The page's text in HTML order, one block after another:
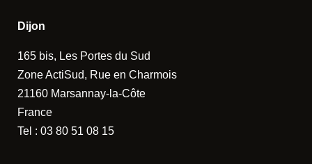
Dijon
165 bis, Les Portes du Sud
Zone ActiSud, Rue en Charmois
21160 Marsannay-la-Côte
France
Tel : 03 80 51 08 15